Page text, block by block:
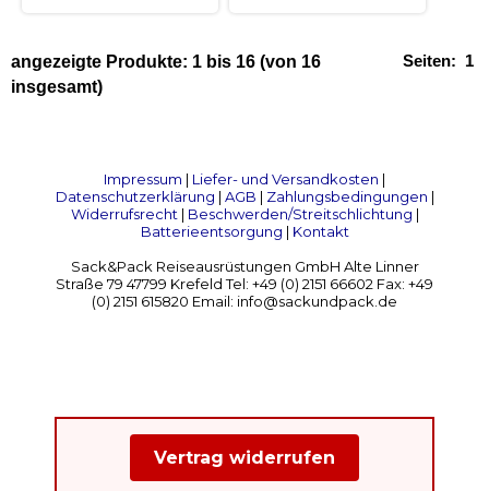
Seiten: 1
angezeigte Produkte: 1 bis 16 (von 16
insgesamt)
Impressum | Liefer- und Versandkosten |
Datenschutzerklärung | AGB | Zahlungsbedingungen |
Widerrufsrecht| Beschwerden/Streitschlichtung |
Batterieentsorgung | Kontakt
Sack&Pack Reiseausrüstungen GmbH Alte Linner
Straße 79 47799 Krefeld Tel: +49 (0) 2151 66602 Fax: +49
(0) 2151 615820 Email: info@sackundpack.de
Vertrag widerrufen